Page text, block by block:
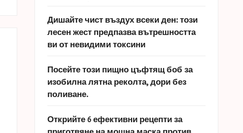
Дишайте чист въздух всеки ден: този
лесен жест предпазва вътрешността
ви от невидими токсини
Посейте този пищно цъфтящ боб за
изобилна лятна реколта, дори без
поливане.
Открийте 6 ефективни рецепти за